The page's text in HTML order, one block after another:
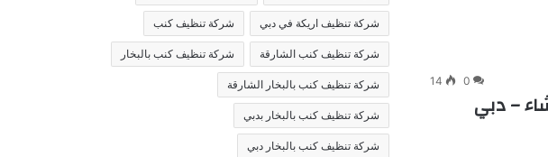
0
14
– دبي
شركة تنظيف اريكة في دبي شركة تنظيف كنب
شركة تنظيف كنب الشارقة شركة تنظيف كنب بالبخار
شركة تنظيف كنب بالبخار الشارقة
شركة تنظيف كنب بالبخار بدبي
شركة تنظيف كنب بالبخار دبي